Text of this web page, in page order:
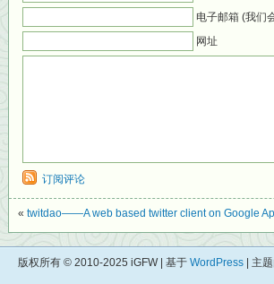
电子邮箱 (我们
网址
订阅评论
« twitdao——A web based twitter client on Google
版权所有 © 2010-2025 iGFW | 基于 WordPress | 主